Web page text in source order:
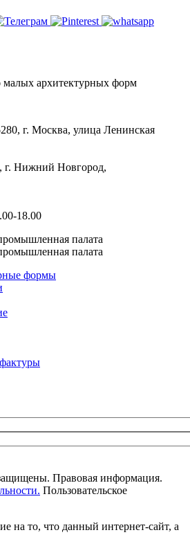
малых архитектурных форм
г. Москва, улица Ленинская
г. Нижний Новгород,
18.00
формы
Правовая информация.
Пользовательское
на то, что данный интернет-сайт, а